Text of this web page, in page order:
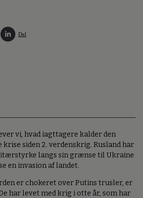
Del
vi, hvad iagttagere kalder den
siden 2. verdenskrig. Rusland har
langs sin grænse til Ukraine
en invasion af landet.
er chokeret over Putins trusler, er
har levet med krig i otte år, som har